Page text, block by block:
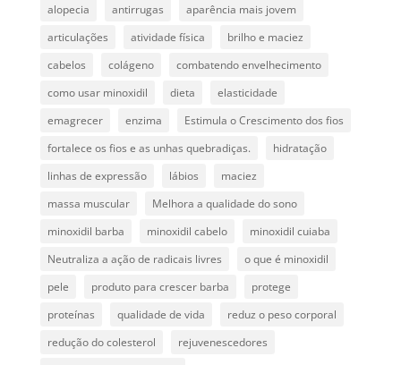
alopecia antirrugas
aparência mais jovem
articulações
atividade física
brilho e maciez
cabelos
colágeno
combatendo envelhecimento
como usar minoxidil
dieta
elasticidade
emagrecer
enzima
Estimula o Crescimento dos fios
fortalece os fios e as unhas quebradiças.
hidratação
linhas de expressão
lábios
maciez
massa muscular
Melhora a qualidade do sono
minoxidil barba
minoxidil cabelo
minoxidil cuiaba
Neutraliza a ação de radicais livres
o que é minoxidil
pele
produto para crescer barba
protege
proteínas
qualidade de vida
reduz o peso corporal
redução do colesterol
rejuvenescedores